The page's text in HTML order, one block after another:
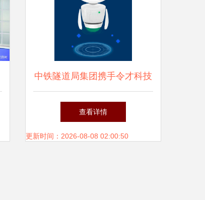
中铁隧道局集团携手令才科技
研发 智能审单机器人 ,开启智
能财务新范式
查看详情
更新时间：2026-08-08 02:00:50